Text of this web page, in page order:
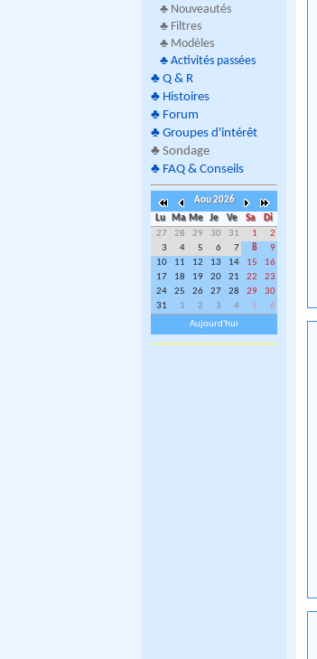
♣ Nouveautés
♣ Filtres
♣ Modèles
♣ Activités passées
♣ Q & R
♣ Histoires
♣ Forum
♣ Groupes d'intérêt
♣ Sondage
♣ FAQ & Conseils
Aou 2026
Lu
Ma Me Je Ve Sa
Di
27
28 29 30 31 1
2
3
4 5 6 7 8
9
10
11 12 13 14 15
16
17
18 19 20 21 22
23
24
25 26 27 28 29
30
31
1 2 3 4 5
6
Aujourd'hui